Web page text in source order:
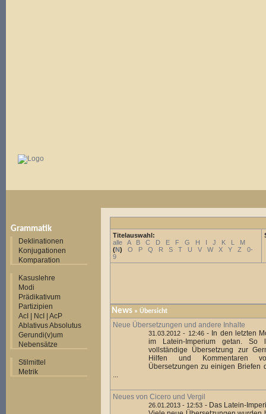
Grammatik
Deklinationen
Konjugationen
Komparation
Kasuslehre
Modi
Prädikativum
Partizipien
AcI | NcI | AcP
Ablativus Absolutus
Gerundi(v)um
Nebensätze
Stilmittel
Metrik
Titelauswahl:
alle
A B C D E F G H I J K L
M
(N) O P Q R S T U V W X Y Z
0-
9
News » Übersicht
Neue Übersetzungen und andere Inhalte
31.03.2012 - 12:46- In den letzten
im Latein-Imperium getan. So
vollständige Übersetzung zur
Hilfen und Kommentaren
Übersetzungen zu einigen Briefen
...
Neues von Cicero und Vergil
26.01.2013 - 12:53 - Das Latein-